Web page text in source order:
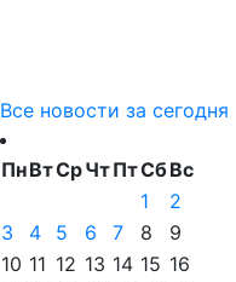
Все новости за сегодня
ПнВтСрЧтПтСбВс
1
2
3
4 5 6 7 8
9
10 11 12 13 14 15 16